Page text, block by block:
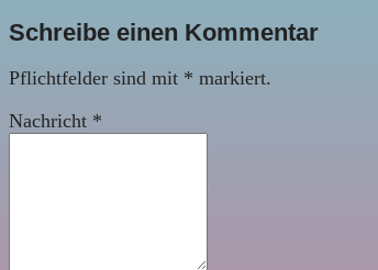
Schreibe einen Kommentar
Pflichtfelder sind mit * markiert.
Nachricht *